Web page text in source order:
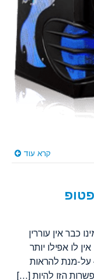
כבר אין עוררין
לו אפילו יותר
מנת להראות
הזו להיות [...]